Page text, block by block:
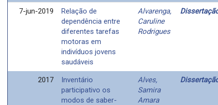
7-jun-2019
Relação de
dependência entre
diferentes tarefas
motoras em
indivíduos jovens
saudáveis
Alvarenga,
Caruline
Rodrigues
2017
Inventário
participativo os
modos de saber-
Alves,
Samira
Amara